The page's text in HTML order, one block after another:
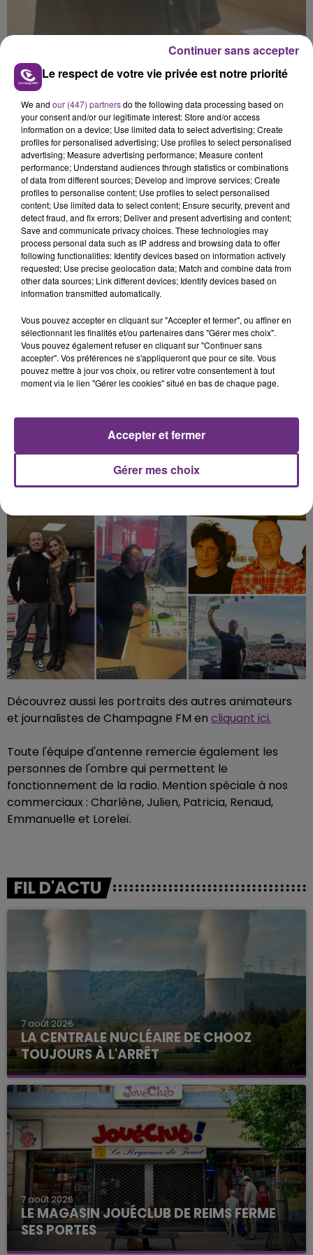
C'est d'ailleurs en plein travail qu'un responsable d'une
radio française l'interpelle et lui propose un poste
d'animateur sur une antenne locale.
Emission après émission, Ludo retrouve son
département d'origine en occupant un poste
d'animateur àCharleville-Mézières, puis àReims,
dans une radio concurrente de Champagne FM à
l'époque. Débauché par l'ancien directeur de "La Radio
Pop", Ludo change alors de couleur en 2009.
"Je me souviens de ma toute première émission. On
lançait une opération sur Epernay et c'est moi qui
ouvrait le bal à l'antenne,explique Ludo.Comme
c'était nouveau j'avais peur que les auditeurs
des cas je lui paierais un restaurant si ça ne
Et là il me dit: Non, tu es en période
d'essai... Grosse pression pour moi ! Mais
heureusement toute l'équipe en studio m'a aidé et
les auditeurs aussi !
Découvrez aussi les portraits des autres animateurs
et journalistes de Champagne FM en cliquant ici.
Toute l'équipe d'antenne remercie également les
personnes de l'ombre qui permettent le
fonctionnement de la radio. Mention spéciale à nos
commerciaux : Charlène, Julien, Patricia, Renaud,
Emmanuelle et Loreleï.
FIL D'ACTU
7 août 2026
LA CENTRALE NUCLÉAIRE DE CHOOZ
TOUJOURS À L'ARRÊT
Cela fait déjà une semaine que la centrale
nucléaire ardennaise est à l'arrêt. Une situation
justifiée par la sécheresse intense qui est toujours
présente.
7 août 2026
LE MAGASIN JOUÉCLUB DE REIMS FERME
SES PORTES
C'était l'une des institutions du centre-ville
Le respect de votre vie privée est notre priorité
We and our (447) partnersdo the following data processing based on
your consent and/or our legitimate interest: Store and/or access
information on a device; Use limited data to select advertising; Create
profiles for personalised advertising; Use profiles to select personalised
advertising; Measure advertising performance; Measure content
performance; Understand audiences through statistics or combinations
of data from different sources; Develop and improve services; Create
profiles to personalise content; Use profiles to select personalised
content; Use limited data to select content; Ensure security, prevent and
detect fraud, and fix errors; Deliver and present advertising and content;
Save and communicate privacy choices. These technologies may
process personal data such as IP address and browsing data to offer
following functionalities: Identify devices based on information actively
requested; Use precise geolocation data; Match and combine data from
other data sources; Link different devices; Identify devices based on
information transmitted automatically.
Vous pouvez accepter en cliquant sur "Accepter et fermer", ou affiner en
sélectionnant les finalités et/ou partenaires dans "Gérer mes choix".
Vous pouvez également refuser en cliquant sur "Continuer sans
accepter". Vos préférences ne s'appliqueront que pour ce site. Vous
pouvez mettre à jour vos choix, ou retirer votre consentement à tout
moment via le lien "Gérer les cookies" situé en bas de chaque page.
Gérer mes choix
Accepter et fermer
Continuer sans accepter